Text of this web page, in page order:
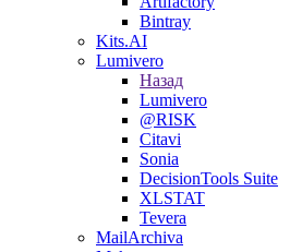
Bintray
Kits.AI
Lumivero
Назад
Lumivero
@RISK
Citavi
Sonia
DecisionTools Suite
XLSTAT
Tevera
MailArchiva